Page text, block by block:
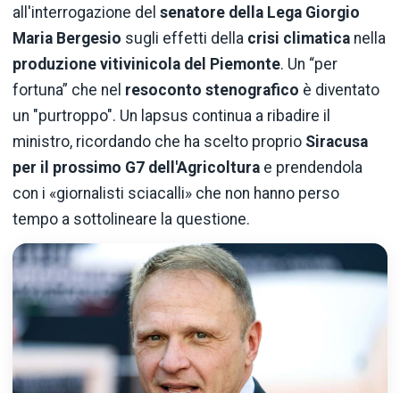
all'interrogazione del senatore della Lega Giorgio
Maria Bergesio sugli effetti della crisi climatica nella
produzione vitivinicola del Piemonte. Un “per
fortuna” che nel resoconto stenografico è diventato
un "purtroppo". Un lapsus continua a ribadire il
ministro, ricordando che ha scelto proprio Siracusa
per il prossimo G7 dell'Agricoltura e prendendola
con i «giornalisti sciacalli» che non hanno perso
tempo a sottolineare la questione.